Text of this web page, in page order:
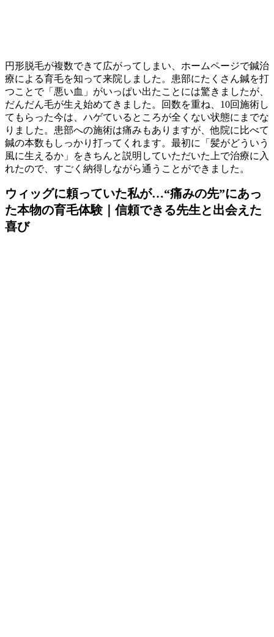
円形脱毛が複数できて広がってしまい、ホームページで鍼治
療による育毛を知って来院しました。患部にたくさん鍼を打
つことで「悪い血」がいっぱい出たことには驚きましたが、
だんだん毛が生え始めてきました。回数を重ね、10回施術し
てもらった今は、ハゲているところが全くない状態にまでな
りました。患部への施術は痛みもありますが、他院に比べて
鍼の本数もしっかり打ってくれます。最初に「髪がどういう
風に生えるか」をきちんと説明していただいた上で治療に入
れたので、すごく納得しながら通うことができました。
ウィッグに頼っていた私が…“痛みの先”にあっ
た本物の育毛体験｜信頼できる先生と出会えた
喜び